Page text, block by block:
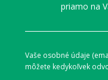
priamo na
Vaše osobné údaje
môžete kedykoľvek